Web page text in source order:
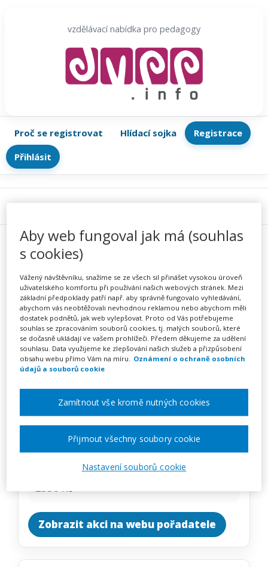
vzdělávací nabídka pro pedagogy
Proč se registrovat Hlídací sojka
Registrace
Přihlásit
Keramika I. – nejen pro
začátečníky
PořádáZřetel, s.r.o.
14. 01. 2027
MÍSTO
Ústecký
2350 Kč
Zobrazit akci na webu pořadatele
Aby web fungoval jak má (souhlas
s cookies)
Vážený návštěvníku, snažíme se ze všech sil přinášet vysokou úroveň
uživatelského komfortu při používání našich webových stránek. Mezi
základní předpoklady patří např. aby správně fungovalo vyhledávání,
abychom vás neobtěžovali nevhodnou reklamou nebo abychom měli
dostatek podnětů, jak web vylepšovat. Proto od Vás potřebujeme
souhlas se zpracováním souborů cookies, tj. malých souborů, které
se dočasně ukládají ve vašem prohlížeči. Předem děkujeme za udělení
souhlasu. Data využijeme ke zlepšování našich služeb a přizpůsobení
obsahu webu přímo Vám na míru. Oznámení o ochraně osobních
údajů a souborů cookie
Nastavení souborů cookie
Zamítnout vše kromě nutných cookies
Přijmout všechny soubory cookie